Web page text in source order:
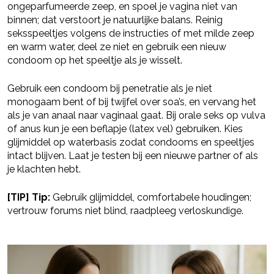
ongeparfumeerde zeep, en spoel je vagina niet van
binnen; dat verstoort je natuurlijke balans. Reinig
seksspeeltjes volgens de instructies of met milde zeep
en warm water, deel ze niet en gebruik een nieuw
condoom op het speeltje als je wisselt.
Gebruik een condoom bij penetratie als je niet
monogaam bent of bij twijfel over soa’s, en vervang het
als je van anaal naar vaginaal gaat. Bij orale seks op vulva
of anus kun je een beflapje (latex vel) gebruiken. Kies
glijmiddel op waterbasis zodat condooms en speeltjes
intact blijven. Laat je testen bij een nieuwe partner of als
je klachten hebt.
[TIP] Tip: Gebruik glijmiddel, comfortabele houdingen;
vertrouw forums niet blind, raadpleeg verloskundige.